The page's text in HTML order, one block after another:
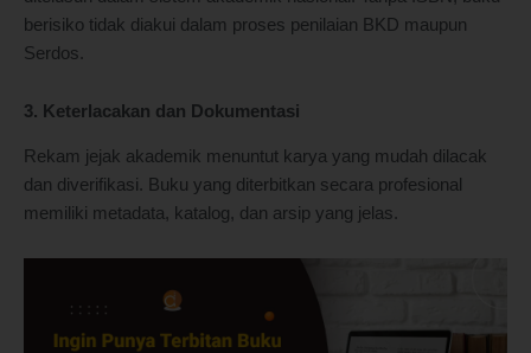
berisiko tidak diakui dalam proses penilaian BKD maupun
Serdos.
3. Keterlacakan dan Dokumentasi
Rekam jejak akademik menuntut karya yang mudah dilacak
dan diverifikasi. Buku yang diterbitkan secara profesional
memiliki metadata, katalog, dan arsip yang jelas.